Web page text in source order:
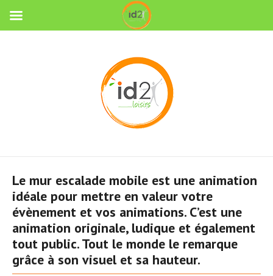
Le mur escalade mobile est une animation
idéale pour mettre en valeur votre
évènement et vos animations. C’est une
animation originale, ludique et également
tout public. Tout le monde le remarque
grâce à son visuel et sa hauteur.